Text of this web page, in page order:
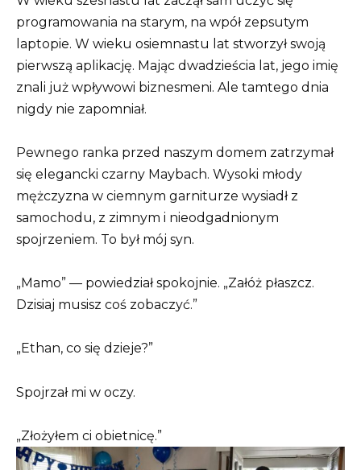
programowania na starym, na wpół zepsutym
laptopie. W wieku osiemnastu lat stworzył swoją
pierwszą aplikację. Mając dwadzieścia lat, jego imię
znali już wpływowi biznesmeni. Ale tamtego dnia
nigdy nie zapomniał.
Pewnego ranka przed naszym domem zatrzymał
się elegancki czarny Maybach. Wysoki młody
mężczyzna w ciemnym garniturze wysiadł z
samochodu, z zimnym i nieodgadnionym
spojrzeniem. To był mój syn.
„Mamo” — powiedział spokojnie. „Załóż płaszcz.
Dzisiaj musisz coś zobaczyć.”
„Ethan, co się dzieje?”
Spojrzał mi w oczy.
„Złożyłem ci obietnicę.”